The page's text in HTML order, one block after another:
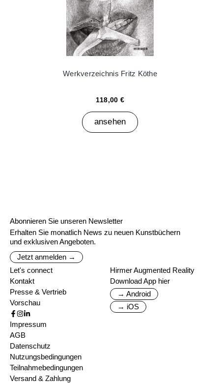
Werkverzeichnis Fritz Köthe
118,00 €
ansehen
Abonnieren Sie unseren Newsletter
Erhalten Sie monatlich News zu neuen Kunstbüchern
und exklusiven Angeboten.
Jetzt anmelden →
Let's connect
Kontakt
Presse & Vertrieb
Vorschau
Hirmer Augmented Reality
Download App hier
→ Android
→ iOS
Impressum
AGB
Datenschutz
Nutzungsbedingungen
Teilnahmebedingungen
Versand & Zahlung